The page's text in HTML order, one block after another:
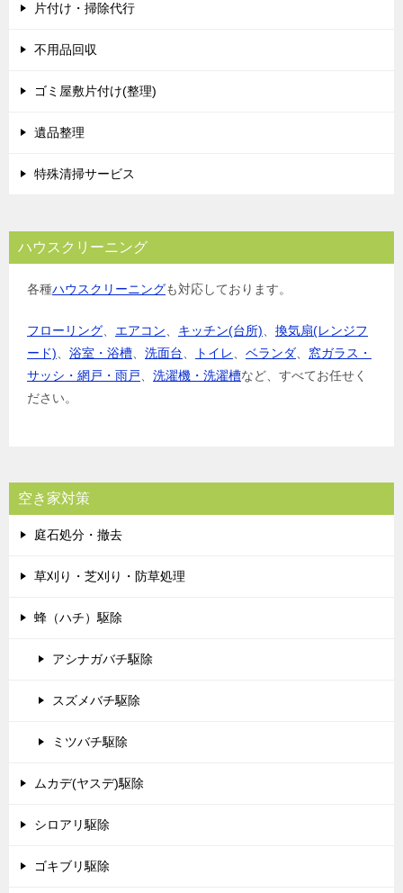
ー
シ
片付け・掃除代行
不用品回収
ゴミ屋敷片付け(整理)
遺品整理
特殊清掃サービス
ハウスクリーニング
各種ハウスクリーニングも対応しております。
フローリング、 エアコン、 キッチン(台所)、 換気扇(レンジフ
ード)、 浴室・浴槽、 洗面台、 トイレ、 ベランダ、 窓ガラス・
サッシ・網戸・雨戸、 洗濯機・洗濯槽など、すべてお任せく
ださい。
空き家対策
庭石処分・撤去
草刈り・芝刈り・防草処理
蜂（ハチ）駆除
アシナガバチ駆除
スズメバチ駆除
ミツバチ駆除
ムカデ(ヤスデ)駆除
シロアリ駆除
ゴキブリ駆除